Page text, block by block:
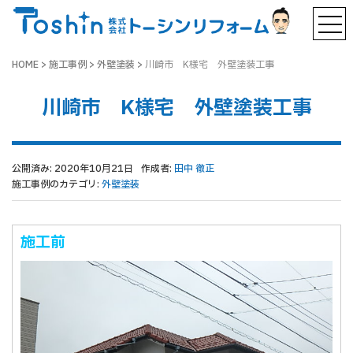
HOME > 施工事例 > 外壁塗装 > 川崎市 K様宅 外壁塗装工事
川崎市 K様宅 外壁塗装工事
公開済み: 2020年10月21日 作成者: 田中 徹正
施工事例のカテゴリ: 外壁塗装
施工前